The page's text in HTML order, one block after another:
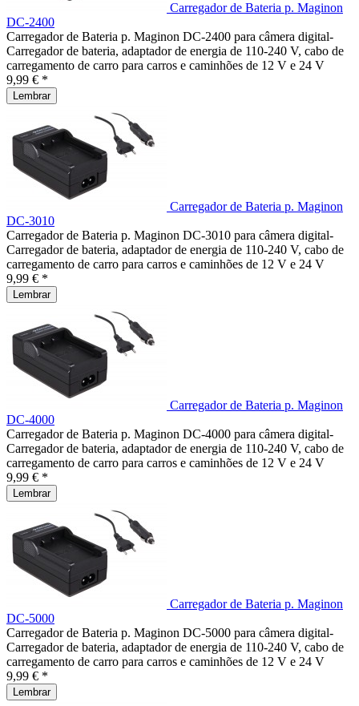
Carregador de Bateria p. Maginon
DC-2400
Carregador de Bateria p. Maginon DC-2400 para câmera digital-
Carregador de bateria, adaptador de energia de 110-240 V, cabo de
carregamento de carro para carros e caminhões de 12 V e 24 V
9,99 € *
Lembrar
Carregador de Bateria p. Maginon
DC-3010
Carregador de Bateria p. Maginon DC-3010 para câmera digital-
Carregador de bateria, adaptador de energia de 110-240 V, cabo de
carregamento de carro para carros e caminhões de 12 V e 24 V
9,99 € *
Lembrar
Carregador de Bateria p. Maginon
DC-4000
Carregador de Bateria p. Maginon DC-4000 para câmera digital-
Carregador de bateria, adaptador de energia de 110-240 V, cabo de
carregamento de carro para carros e caminhões de 12 V e 24 V
9,99 € *
Lembrar
Carregador de Bateria p. Maginon
DC-5000
Carregador de Bateria p. Maginon DC-5000 para câmera digital-
Carregador de bateria, adaptador de energia de 110-240 V, cabo de
carregamento de carro para carros e caminhões de 12 V e 24 V
9,99 € *
Lembrar